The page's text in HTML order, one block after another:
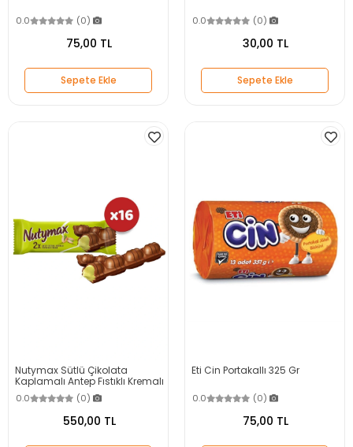
0.0 (0)
75,00 TL
Sepete Ekle
0.0 (0)
30,00 TL
Sepete Ekle
Nutymax Sütlü Çikolata
Kaplamalı Antep Fıstıklı Kremalı
Gofret 44 Gr X 16 Adet
0.0 (0)
550,00 TL
Eti Cin Portakallı 325 Gr
0.0 (0)
75,00 TL